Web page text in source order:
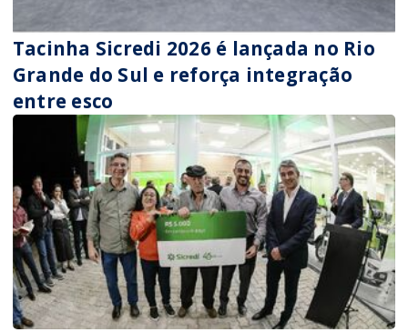
Tacinha Sicredi 2026 é lançada no Rio
Grande do Sul e reforça integração
entre esco